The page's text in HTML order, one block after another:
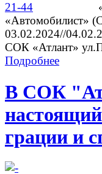
«Автомобилист»
03.02.2024//
СОК «Атлант»
Подробнее
В СОК
грации и